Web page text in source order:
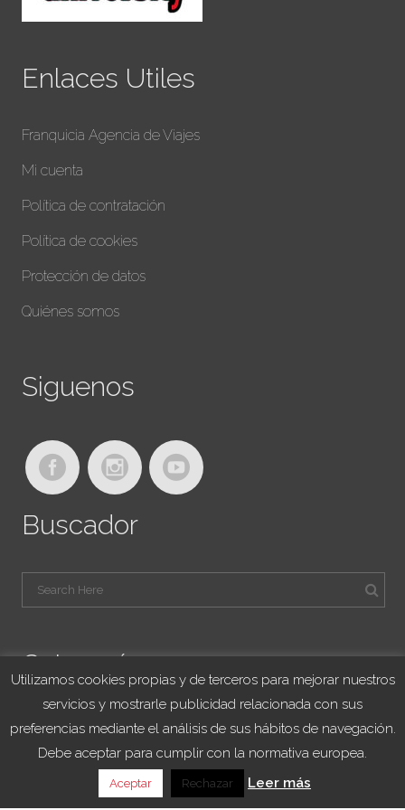
Enlaces Utiles
Franquicia Agencia de Viajes
Mi cuenta
Política de contratación
Política de cookies
Protección de datos
Quiénes somos
Siguenos
Buscador
Categorías
Blog Viajes University
Franquicias
Utilizamos cookies propias y de terceros para mejorar nuestros
servicios y mostrarle publicidad relacionada con sus
preferencias mediante el análisis de sus hábitos de navegación.
Debe aceptar para cumplir con la normativa europea.
Aceptar Rechazar Leer más